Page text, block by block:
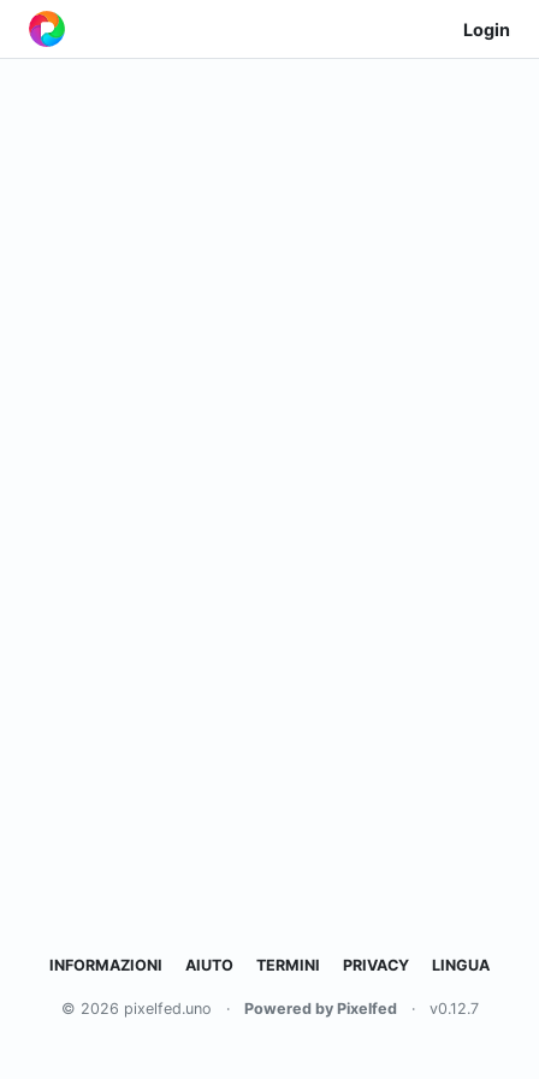
Login
INFORMAZIONI AIUTO TERMINI PRIVACY LINGUA
© 2026 pixelfed.uno · Powered by Pixelfed · v0.12.7